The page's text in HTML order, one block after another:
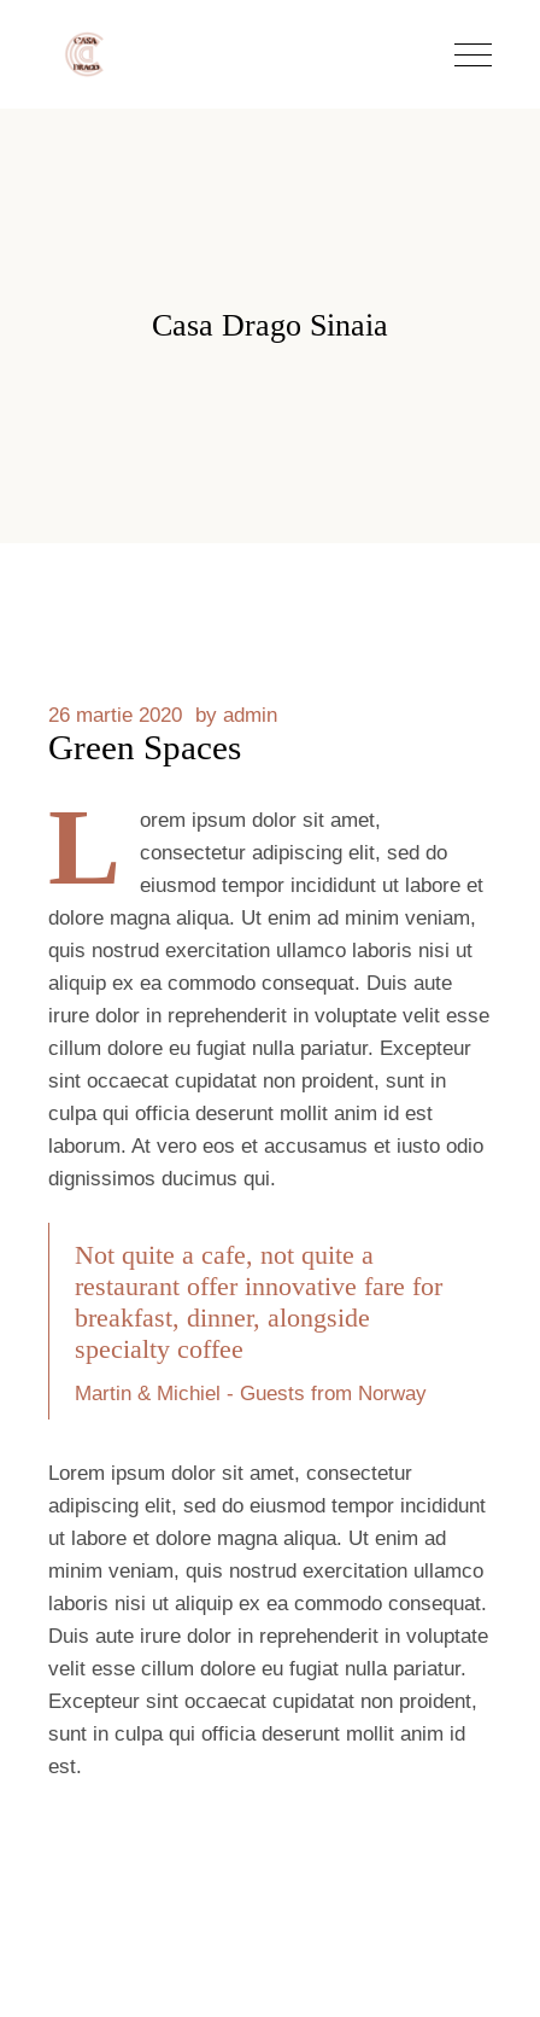
Casa Drago Sinaia
26 martie 2020 by admin
Green Spaces
L
orem ipsum dolor sit amet,
consectetur adipiscing elit, sed do
eiusmod tempor incididunt ut labore et
dolore magna aliqua. Ut enim ad minim veniam,
quis nostrud exercitation ullamco laboris nisi ut
aliquip ex ea commodo consequat. Duis aute
irure dolor in reprehenderit in voluptate velit esse
cillum dolore eu fugiat nulla pariatur. Excepteur
sint occaecat cupidatat non proident, sunt in
culpa qui officia deserunt mollit anim id est
laborum. At vero eos et accusamus et iusto odio
dignissimos ducimus qui.
Not quite a cafe, not quite a
restaurant offer innovative fare for
breakfast, dinner, alongside
specialty coffee
Martin & Michiel - Guests from Norway
Lorem ipsum dolor sit amet, consectetur
adipiscing elit, sed do eiusmod tempor incididunt
ut labore et dolore magna aliqua. Ut enim ad
minim veniam, quis nostrud exercitation ullamco
laboris nisi ut aliquip ex ea commodo consequat.
Duis aute irure dolor in reprehenderit in voluptate
velit esse cillum dolore eu fugiat nulla pariatur.
Excepteur sint occaecat cupidatat non proident,
sunt in culpa qui officia deserunt mollit anim id
est.